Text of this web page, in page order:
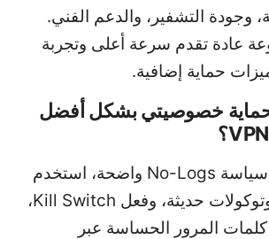
وجودة التشفير، والدعم الفني.
عادة تقدم سرعة أعلى وتجربة
حماية إضافية.
خصوصيتي بشكل أفضل
اختر خدمة ذات سياسة No-Logs واضحة، استخدم
تشفير قوي وبروتوكولات حديثة، وفعل Kill Switch،
المرور الحساسة عبر